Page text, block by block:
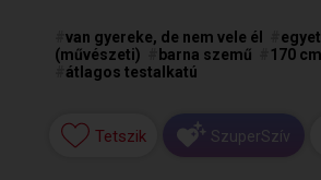
van gyereke, de nem vele él
(művészeti)
barna szemű
170
átlagos testalkatú
Tetszik SzuperSzív